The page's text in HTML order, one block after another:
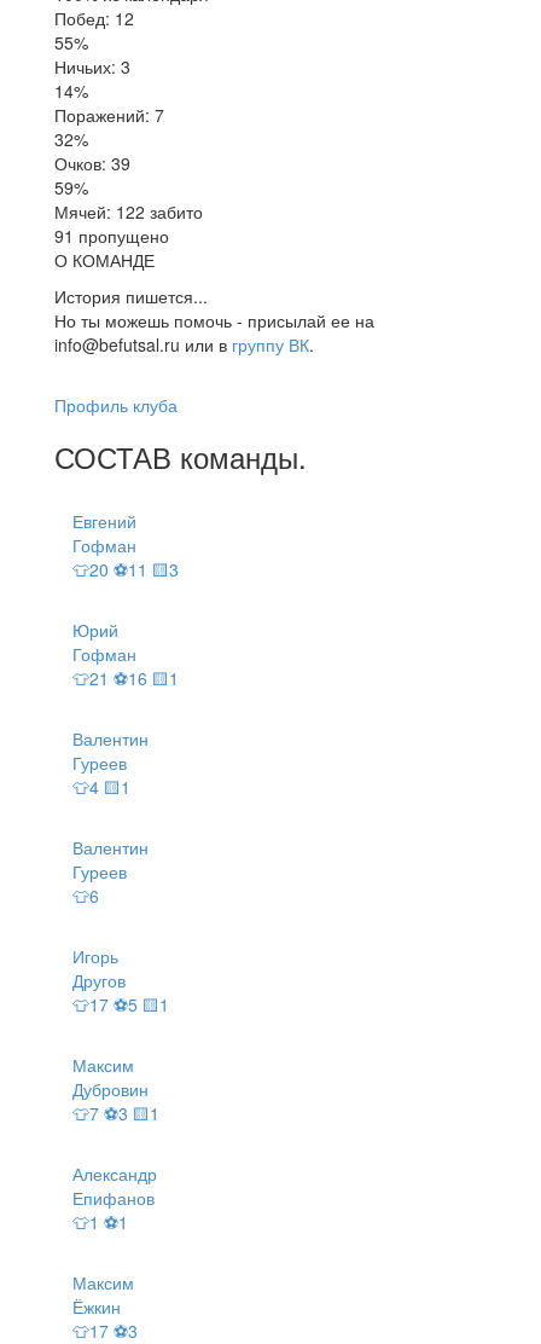
Побед: 12
55%
Ничьих: 3
14%
Поражений: 7
32%
Очков: 39
59%
Мячей: 122 забито
91 пропущено
О КОМАНДЕ
История пишется...
Но ты можешь помочь - присылай ее на
info@befutsal.ru или в группу ВК.
Профиль клуба
СОСТАВ команды.
Евгений
Гофман
👕20 ⚽11 🟨3
Юрий
Гофман
👕21 ⚽16 🟨1
Валентин
Гуреев
👕4 🟨1
Валентин
Гуреев
👕6
Игорь
Другов
👕17 ⚽5 🟨1
Максим
Дубровин
👕7 ⚽3 🟨1
Александр
Епифанов
👕1 ⚽1
Максим
Ёжкин
👕17 ⚽3